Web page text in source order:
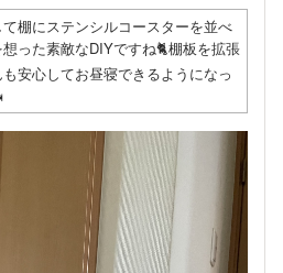
棚にステンシルコースターを並べ
った素敵なDIYですね🐈棚板を拡張
安心してお昼寝できるようになっ